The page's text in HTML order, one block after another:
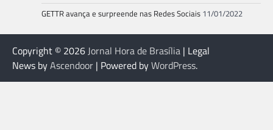
GETTR avança e surpreende nas Redes Sociais 11/01/2022
Copyright © 2026Jornal Hora de Brasília | Legal
News byAscendoor | Powered byWordPress.